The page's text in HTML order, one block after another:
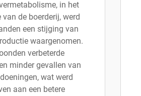
in het
de boerderij, werd
een stijging van
waargenomen.
verbeterde
minder gevallen van
wat werd
aan een betere